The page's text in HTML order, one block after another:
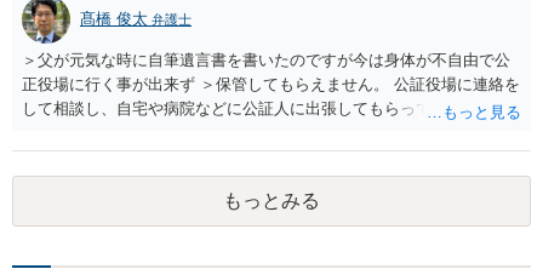
髙橋 俊太 弁護士
＞父が元気な時に自筆遺言書を書いたのですが今は身体が不自由で公
正役場に行く事が出来ず ＞保管してもらえません。 公証役場に連絡を
して相談し、自宅や病院などに公証人に出張してもらって公正証書を
うことも可能です。 ＞不動産名義を父から母に名義変更しておいた方
がいいのではと考えていますがどう思いますか？ 詳細が不明であり何
とも言えないのですが、遺言内容との関わりもあると思いますので、
弁護士に事情等を説明して個別に相談した方がよいように思います。
もっとみる